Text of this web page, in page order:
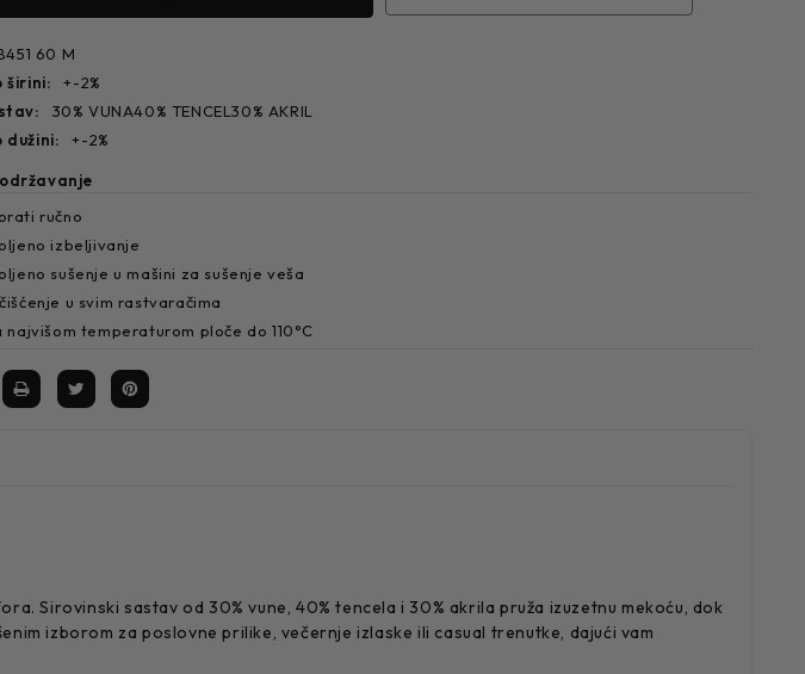
60 M
30% VUNA40% TENCEL30% AKRIL
ručno
najvišom temperaturom ploče do 110°C
u svim rastvaračima
izbeljivanje
sušenje u mašini za sušenje veša
dužini: +-2%
širini: +-2%
Sirovinski sastav od 30% vune, 40% tencela i 30% akrila pruža izuzetnu mekoću, dok
izborom za poslovne prilike, večernje izlaske ili casual trenutke, dajući vam